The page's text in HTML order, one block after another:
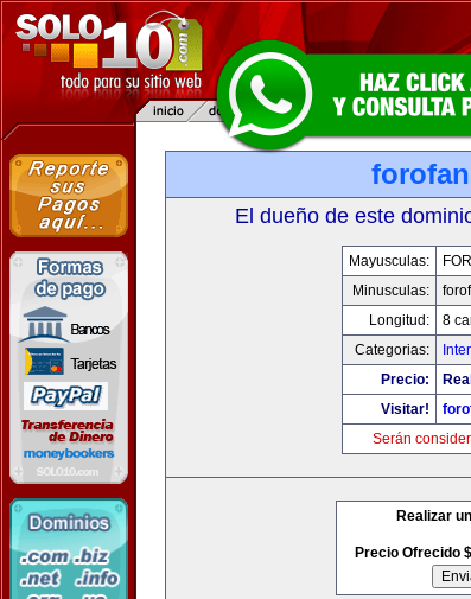
El dueño de este
Mayusculas:
Minusculas:
Longitud:
8
Categorias:
Precio:
Visitar!
Serán
Realizar
Precio Ofrecido $